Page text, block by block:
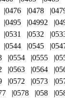
0476 0478
0495 04992
0531 0532
0544 0545
0554 0555
0563 0564
0572 0573
0578 058